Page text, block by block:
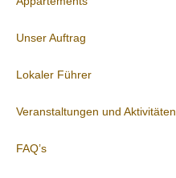
Unser Auftrag
Lokaler Führer
Veranstaltungen und Aktivitäten
FAQ’s